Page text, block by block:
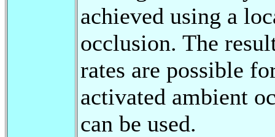
achieved using a
occlusion. The
rates are possible
activated ambient
can be used.